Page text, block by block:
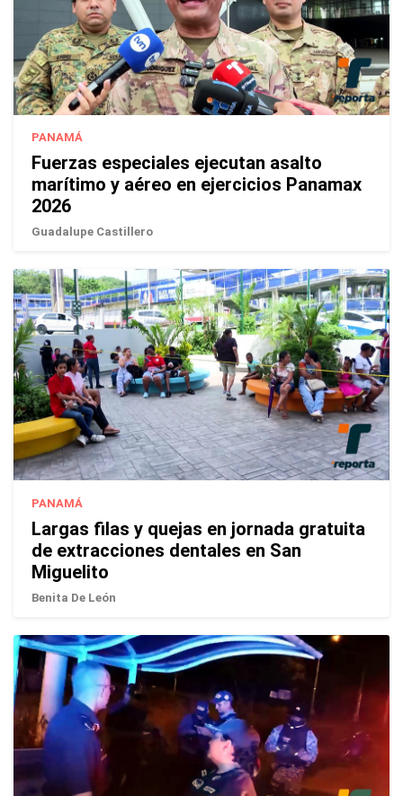
PANAMÁ
Fuerzas especiales ejecutan asalto
marítimo y aéreo en ejercicios Panamax
2026
Guadalupe Castillero
PANAMÁ
Largas filas y quejas en jornada gratuita
de extracciones dentales en San
Miguelito
Benita De León